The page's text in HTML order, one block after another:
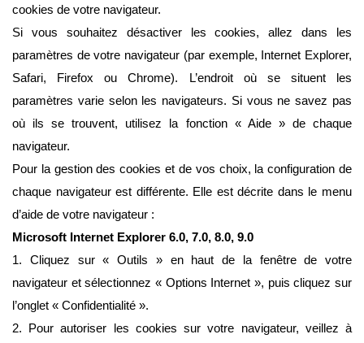
cookies de votre navigateur.
Si vous souhaitez désactiver les cookies, allez dans les
paramètres de votre navigateur (par exemple, Internet Explorer,
Safari, Firefox ou Chrome). L’endroit où se situent les
paramètres varie selon les navigateurs. Si vous ne savez pas
où ils se trouvent, utilisez la fonction « Aide » de chaque
navigateur.
Pour la gestion des cookies et de vos choix, la configuration de
chaque navigateur est différente. Elle est décrite dans le menu
d’aide de votre navigateur :
Microsoft Internet Explorer 6.0, 7.0, 8.0, 9.0
1. Cliquez sur « Outils » en haut de la fenêtre de votre
navigateur et sélectionnez « Options Internet », puis cliquez sur
l’onglet « Confidentialité ».
2. Pour autoriser les cookies sur votre navigateur, veillez à